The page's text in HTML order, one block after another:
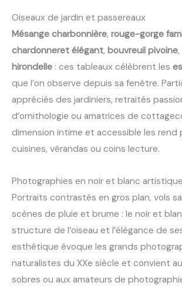
Oiseaux de jardin et passereaux
Mésange charbonnière, rouge-gorge
chardonneret élégant, bouvreuil pivoine,
hirondelle : ces tableaux célèbrent les
que l’on observe depuis sa fenêtre.
appréciés des jardiniers, retraités
d’ornithologie ou amatrices de
dimension intime et accessible les rend
cuisines, vérandas ou coins lecture.
Photographies en noir et blanc
Portraits contrastés en gros plan, vols
scènes de pluie et brume : le noir et
structure de l’oiseau et l’élégance de
esthétique évoque les grands
naturalistes du XXe siècle et convient
sobres ou aux amateurs de